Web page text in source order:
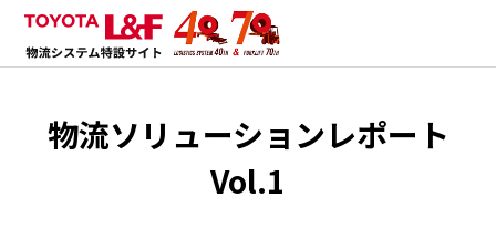
物流ソリューションレポート
Vol.1